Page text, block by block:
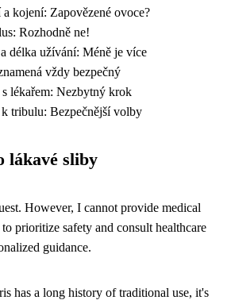
a kojení: Zapovězené ovoce?
Rozhodně ne!
délka užívání: Méně je více
vždy bezpečný
lékařem: Nezbytný krok
tribulu: Bezpečnější volby
lákavé sliby
However, I cannot provide medical
prioritize safety and consult healthcare
guidance.
has a long history of traditional use, it's